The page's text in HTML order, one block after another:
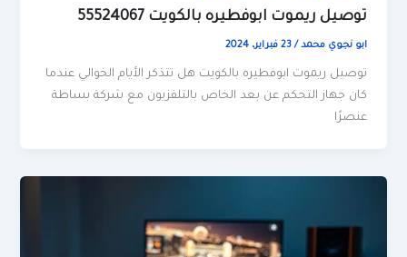
توصيل ريموت ابوفطيره بالكويت 55524067
ابو نجوي محمد/23 فبراير، 2024
توصيل ريموت ابوفطيره بالكويت هل تتذكر الأيام الخوالي عندما
كان جهاز التحكم عن بعد الخاص بالتلفزيون مع شركة بساطة
عنصرًا